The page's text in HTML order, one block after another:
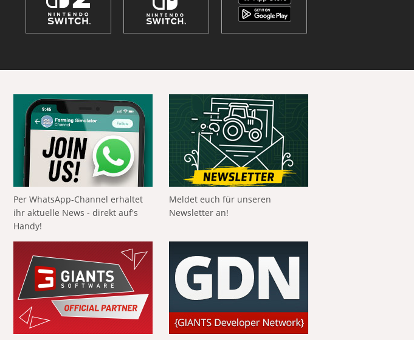
Per WhatsApp-Channel erhaltet
ihr aktuelle News - direkt auf's
Handy!
Meldet euch für unseren
Newsletter an!